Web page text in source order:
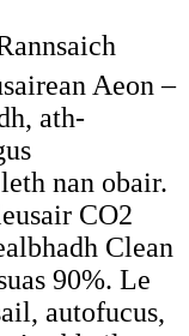
Aeon –
ath-
nan obair.
CO2
Clean
90%. Le
autofucus,